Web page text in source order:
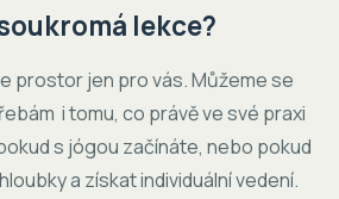
lekce?
prostor jen pro vás. Můžeme se
i tomu, co právě ve své praxi
s jógou začínáte, nebo pokud
a získat individuální vedení.